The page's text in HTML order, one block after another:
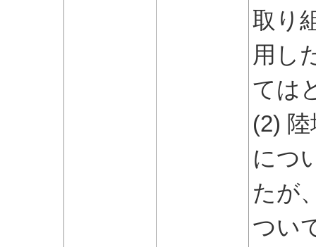
取り
用し
ては
(2)
につ
たが
つい